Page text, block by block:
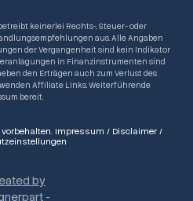
keinerlei Rechts-, Steuer- oder
aus. Alle Angaben
der Vergangenheit sind kein Indikator
in Finanzinstrumenten sind
den Erträgen auch zum Verlust des
Affiliate Links. Weiterführende
bereit.
Impressum / Disclaimer /